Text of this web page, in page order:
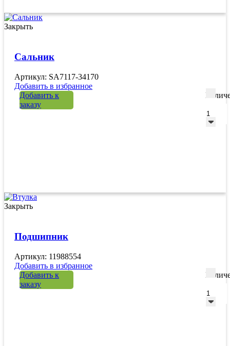
Закрыть
Сальник
Артикул: SA7117-34170
Добавить в избранное
Добавить к
заказу
Закрыть
Подшипник
Артикул: 11988554
Добавить в избранное
Добавить к
заказу